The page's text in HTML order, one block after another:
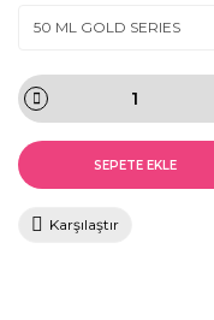
SEPETE EKLE
Karşılaştır